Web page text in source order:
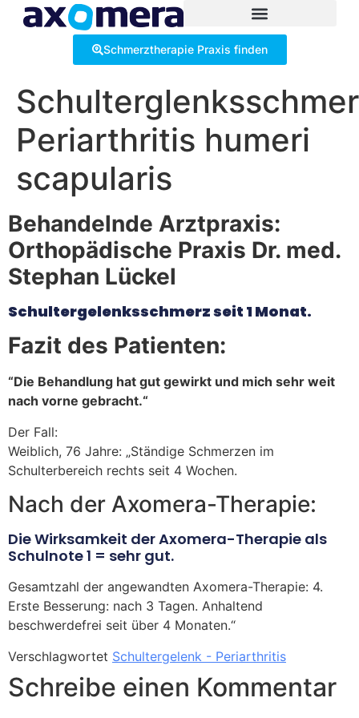
springen
Schmerztherapie Praxis finden
Periarthritis humeri
scapularis
Behandelnde Arztpraxis:
Orthopädische Praxis Dr. med.
Stephan Lückel
Schultergelenksschmerz seit 1 Monat.
Fazit des Patienten:
“Die Behandlung hat gut gewirkt und mich sehr weit
nach vorne gebracht.“
Der Fall:
Weiblich, 76 Jahre: „Ständige Schmerzen im
Schulterbereich rechts seit 4 Wochen.
Nach der Axomera-Therapie:
Die Wirksamkeit der Axomera-Therapie als
Schulnote 1 = sehr gut.
Gesamtzahl der angewandten Axomera-Therapie: 4.
Erste Besserung: nach 3 Tagen. Anhaltend
beschwerdefrei seit über 4 Monaten.“
Verschlagwortet Schultergelenk - Periarthritis
Schreibe einen Kommentar